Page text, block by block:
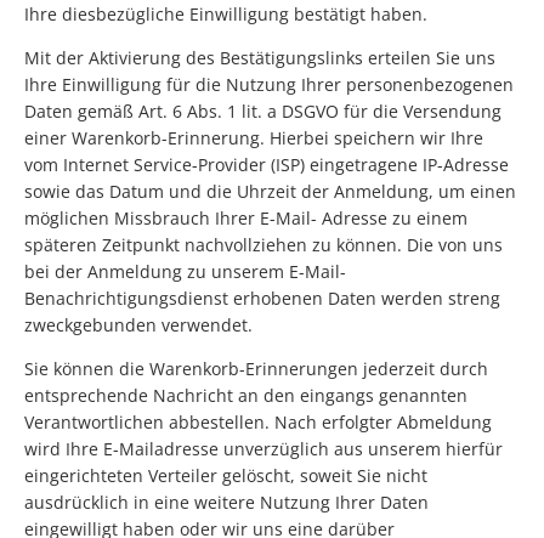
Ihre diesbezügliche Einwilligung bestätigt haben.
Mit der Aktivierung des Bestätigungslinks erteilen Sie uns
Ihre Einwilligung für die Nutzung Ihrer personenbezogenen
Daten gemäß Art. 6 Abs. 1 lit. a DSGVO für die Versendung
einer Warenkorb-Erinnerung. Hierbei speichern wir Ihre
vom Internet Service-Provider (ISP) eingetragene IP-Adresse
sowie das Datum und die Uhrzeit der Anmeldung, um einen
möglichen Missbrauch Ihrer E-Mail- Adresse zu einem
späteren Zeitpunkt nachvollziehen zu können. Die von uns
bei der Anmeldung zu unserem E-Mail-
Benachrichtigungsdienst erhobenen Daten werden streng
zweckgebunden verwendet.
Sie können die Warenkorb-Erinnerungen jederzeit durch
entsprechende Nachricht an den eingangs genannten
Verantwortlichen abbestellen. Nach erfolgter Abmeldung
wird Ihre E-Mailadresse unverzüglich aus unserem hierfür
eingerichteten Verteiler gelöscht, soweit Sie nicht
ausdrücklich in eine weitere Nutzung Ihrer Daten
eingewilligt haben oder wir uns eine darüber